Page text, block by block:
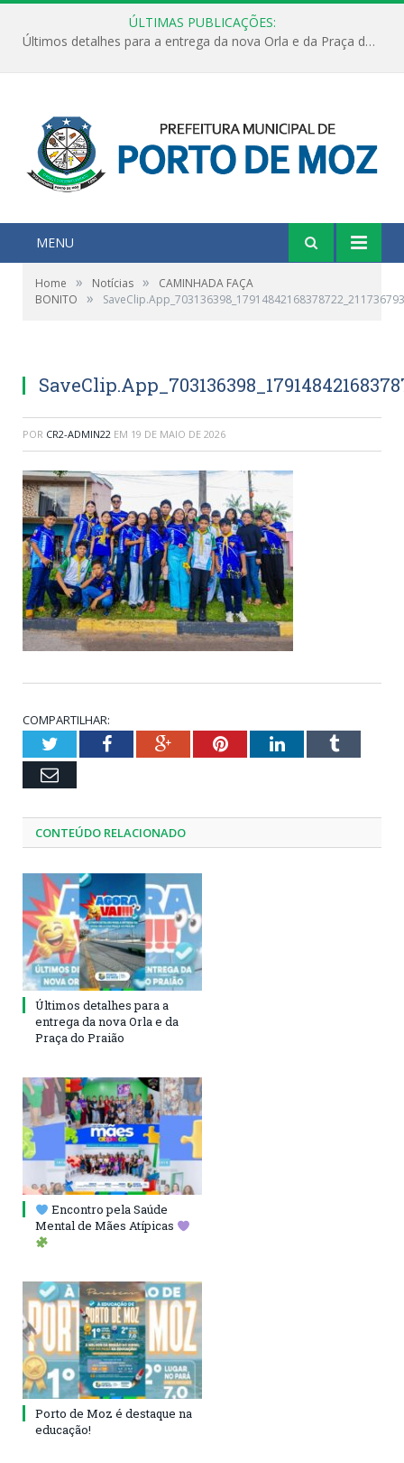
ÚLTIMAS PUBLICAÇÕES:
Últimos detalhes para a entrega da nova Orla e da Praça do Praião
MENU
Home » Notícias »
CAMINHADA FAÇA
BONITO
»
POR CR2-ADMIN22 EM 19 DE MAIO DE 2026
COMPARTILHAR:
TwitterFacebookGoogle+PinterestLinkedInTumblr
Email
CONTEÚDO RELACIONADO
Últimos detalhes para a
entrega da nova Orla e da
Praça do Praião
Encontro pela Saúde
Mental de Mães Atípicas
Porto de Moz é destaque na
educação!